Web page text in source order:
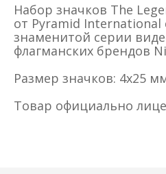
Набор значков The
от Pyramid
знаменитой серии
флагманских брендов
Размер значков: 4x25
Товар официально